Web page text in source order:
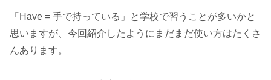
「Have = 手で持っている」と学校で習うことが多いかと
思いますが、今回紹介したようにまだまだ使い方はたくさ
んあります。